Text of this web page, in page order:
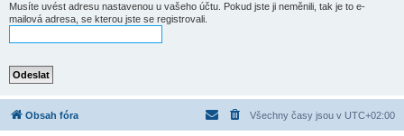
Musíte uvést adresu nastavenou u vašeho účtu. Pokud jste ji neměnili, tak je to e-
mailová adresa, se kterou jste se registrovali.
Obsah fóra Všechny časy jsou v UTC+02:00